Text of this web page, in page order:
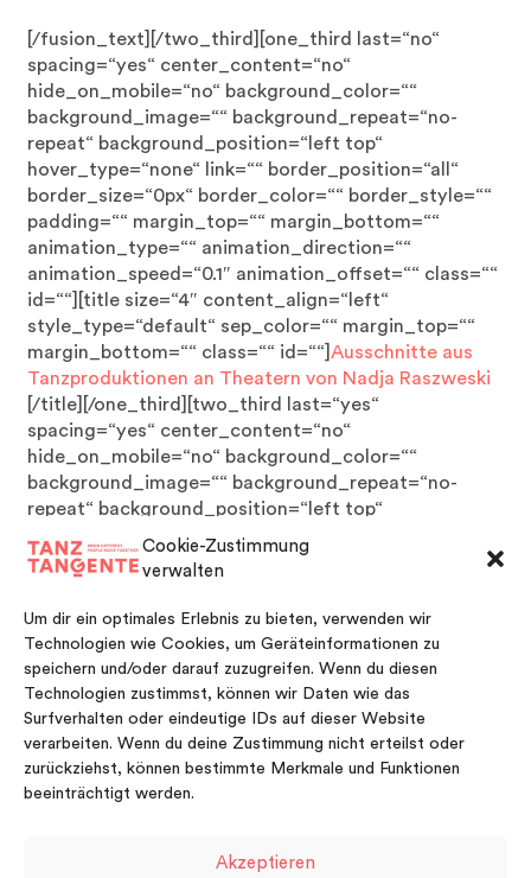
Cookie-Zustimmung
verwalten
Um dir ein optimales Erlebnis zu bieten, verwenden wir
Technologien wie Cookies, um Geräteinformationen zu
speichern und/oder darauf zuzugreifen. Wenn du diesen
Technologien zustimmst, können wir Daten wie das
Surfverhalten oder eindeutige IDs auf dieser Website
verarbeiten. Wenn du deine Zustimmung nicht erteilst oder
zurückziehst, können bestimmte Merkmale und Funktionen
beeinträchtigt werden.
Akzeptieren
[/fusion_text][/two_third][one_third last=“no“
spacing=“yes“ center_content=“no“
hide_on_mobile=“no“ background_color=““
background_image=““ background_repeat=“no-
repeat“ background_position=“left top“
hover_type=“none“ link=““ border_position=“all“
border_size=“0px“ border_color=““ border_style=““
padding=““ margin_top=““ margin_bottom=““
animation_type=““ animation_direction=““
animation_speed=“0.1″ animation_offset=““ class=““
id=““][title size=“4″ content_align=“left“
style_type=“default“ sep_color=““ margin_top=““
margin_bottom=““ class=““ id=““]Ausschnitte aus
Tanzproduktionen an Theatern von Nadja Raszweski
[/title][/one_third][two_third last=“yes“
spacing=“yes“ center_content=“no“
hide_on_mobile=“no“ background_color=““
background_image=““ background_repeat=“no-
repeat“ background_position=“left top“
hover_type=“none“ link=““ border_position=“all“
border_size=“0px“ border_color=““ border_style=““
animation_type=““ animation_direction=““
animation_speed=“0.1″ animation_offset=““ class=““
id=““][vimeo id=“233281101″ width=“600″
height=“350″ autoplay=“no“ api_params=““ class=““]
[/vimeo][/two_third][/fullwidth]